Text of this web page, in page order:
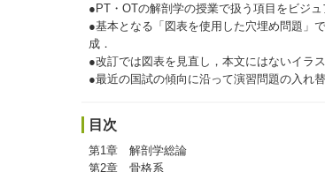
●PT・OTの解剖学の授業で扱う項目をビジ
●基本となる「図表を使用した穴埋め問題」
成．
●改訂では図表を見直し，本文にはないイラ
●最近の国試の傾向に沿って演習問題の入れ
目次
第1章 解剖学総論
第2章 骨格系